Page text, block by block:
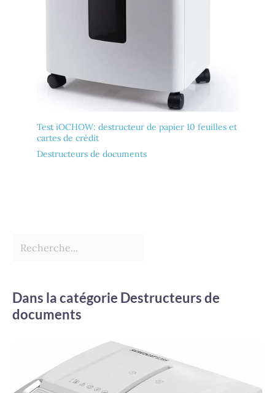
Test iOCHOW: destructeur de papier 10 feuilles et
cartes de crédit
Destructeurs de documents
Dans la catégorie Destructeurs de
documents